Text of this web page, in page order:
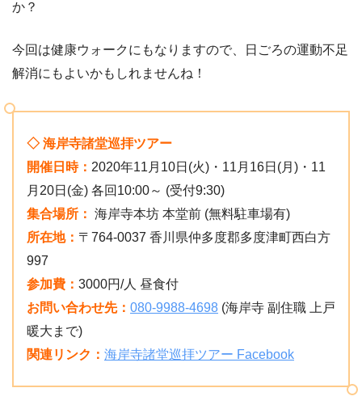
か？
今回は健康ウォークにもなりますので、日ごろの運動不足
解消にもよいかもしれませんね！
◇ 海岸寺諸堂巡拝ツアー
開催日時： 2020年11月10日(火)・11月16日(月)・11
月20日(金) 各回10:00～ (受付9:30)
集合場所： 海岸寺本坊 本堂前 (無料駐車場有)
所在地： 〒764-0037 香川県仲多度郡多度津町西白方
997
参加費： 3000円/人 昼食付
お問い合わせ先： 080-9988-4698 (海岸寺 副住職 上戸
暖大まで)
関連リンク： 海岸寺諸堂巡拝ツアー Facebook